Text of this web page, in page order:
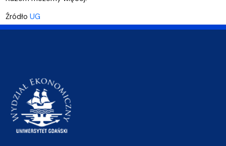
Źródło UG